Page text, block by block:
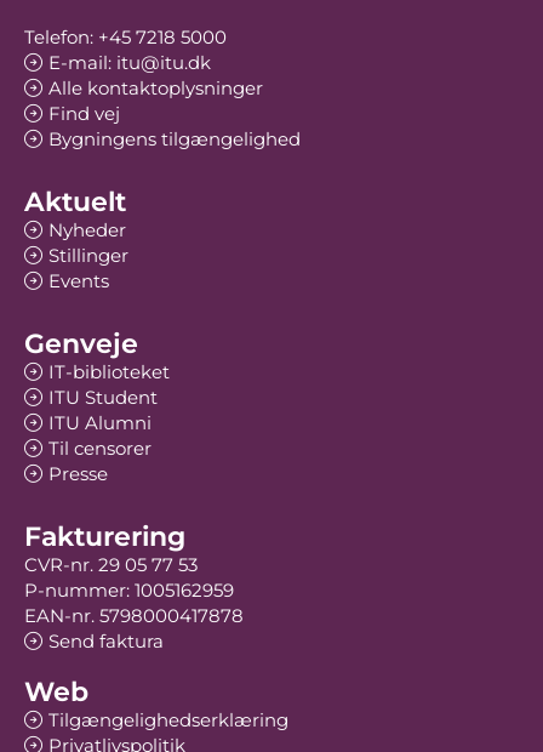
Telefon: +45 7218 5000
E-mail: itu@itu.dk
Alle kontaktoplysninger
Find vej
Bygningens tilgængelighed
Aktuelt
Nyheder
Stillinger
Events
Genveje
IT-biblioteket
ITU Student
ITU Alumni
Til censorer
Presse
Fakturering
CVR-nr. 29 05 77 53
P-nummer: 1005162959
EAN-nr. 5798000417878
Send faktura
Web
Tilgængelighedserklæring
Privatlivspolitik